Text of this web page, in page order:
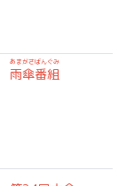
雨傘番組
あまがさばんぐみ